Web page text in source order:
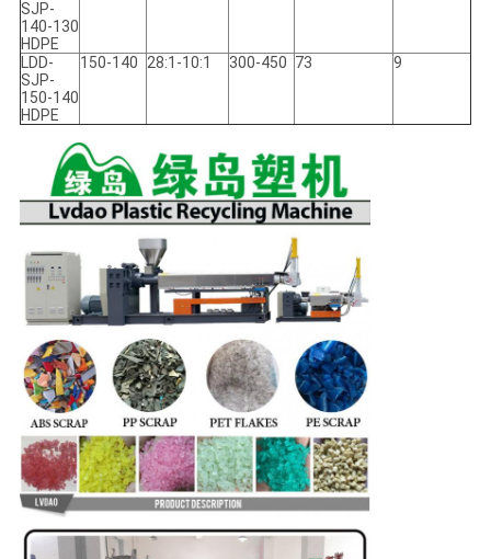
SJP-
140-130
HDPE
LDD-
SJP-
150-140
HDPE
150-140 28:1-10:1 300-450 73 9